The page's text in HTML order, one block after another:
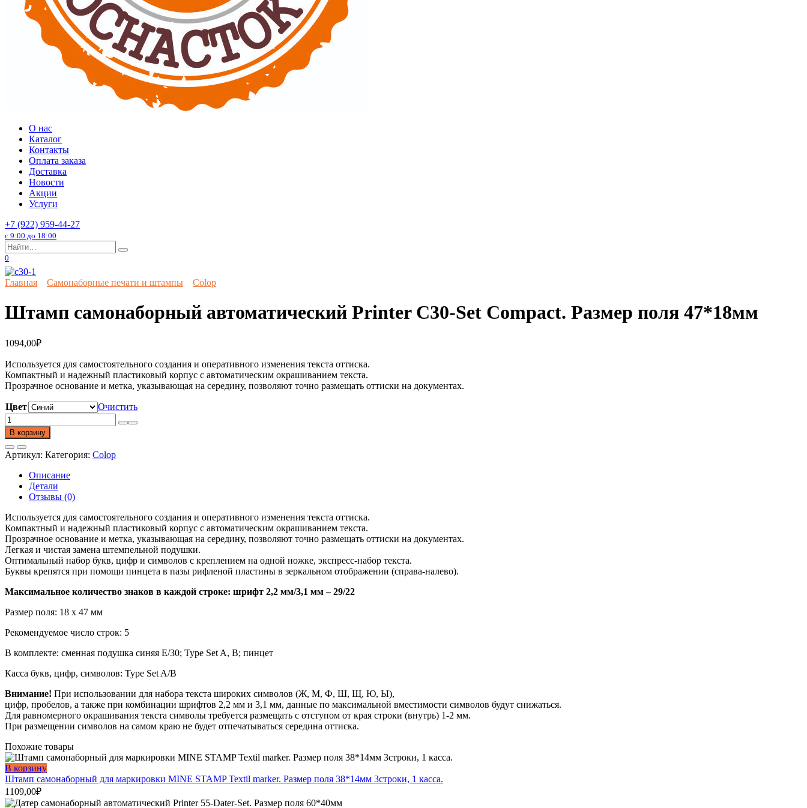
О нас
Каталог
Контакты
Оплата заказа
Доставка
Новости
Акции
Услуги
+7 (922) 959-44-27
с 9:00 до 18:00
Search
for:
0
Главная Самонаборные печати и штампы Colop
Штамп самонаборный автоматический Printer С30-Set Compact. Размер поля 47*18мм
1094,00₽
Используется для самостоятельного создания и оперативного изменения текста оттиска.
Компактный и надежный пластиковый корпус с автоматическим окрашиванием текста.
Прозрачное основание и метка, указывающая на середину, позволяют точно размещать оттиски на документах.
Цвет
Очистить
Количество
товара
Штамп
самонаборный
автоматический
Printer
С30-
Compact.
Размер
поля
47*18мм
В корзину
Артикул: Категория: Colop
Описание
Детали
Отзывы (0)
Используется для самостоятельного создания и оперативного изменения текста оттиска.
Компактный и надежный пластиковый корпус с автоматическим окрашиванием текста.
Прозрачное основание и метка, указывающая на середину, позволяют точно размещать оттиски на документах.
Легкая и чистая замена штемпельной подушки.
Оптимальный набор букв, цифр и символов с креплением на одной ножке, экспресс-набор текста.
Буквы крепятся при помощи пинцета в пазы рифленой пластины в зеркальном отображении (справа-налево).
Максимальное количество знаков в каждой строке: шрифт 2,2 мм/3,1 мм – 29/22
Размер поля: 18 х 47 мм
Рекомендуемое число строк: 5
В комплекте: сменная подушка синяя E/30; Type Set A, B; пинцет
Касса букв, цифр, символов: Type Set A/B
Внимание! При использовании для набора текста широких символов (Ж, М, Ф, Ш, Щ, Ю, Ы),
цифр, пробелов, а также при комбинации шрифтов 2,2 мм и 3,1 мм, данные по максимальной вместимости символов будут снижаться.
Для равномерного окрашивания текста символы требуется размещать с отступом от края строки (внутрь) 1-2 мм.
При размещении символов на самом краю не будет отпечатываться середина оттиска.
Похожие товары
В корзину
Штамп самонаборный для маркировки MINE STAMP Textil marker. Размер поля 38*14мм 3строки, 1 касса.
1109,00₽